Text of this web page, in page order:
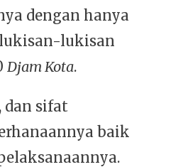
dengan hanya
lukisan-lukisan
Djam Kota.
dan sifat
baik